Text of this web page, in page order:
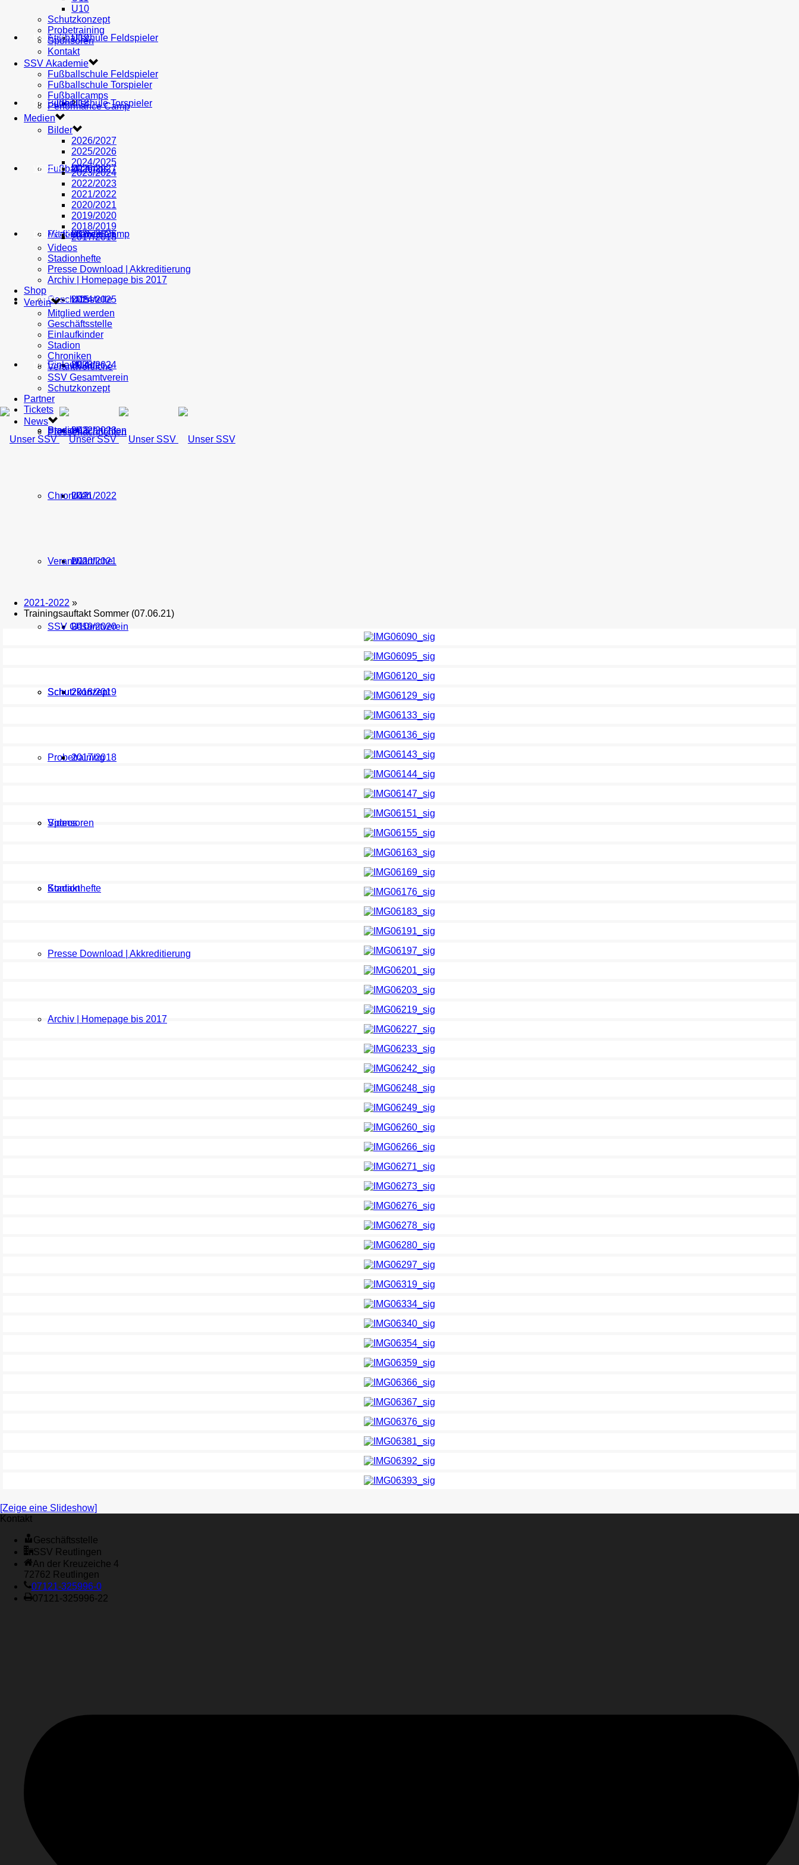
AH U19
U18
U17
U16
U15
U14
U13
U12
U11
U10
Schutzkonzept
Probetraining
Sponsoren
Kontakt
Fußballschule Feldspieler
Fußballschule Torspieler
Fußballcamps
Performance Camp
MEDIEN
Bilder
2026/2027
2025/2026
2024/2025
2023/2024
2022/2023
2021/2022
2020/2021
2019/2020
2018/2019
2017/2018
Videos
Stadionhefte
Presse Download | Akkreditierung
Archiv | Homepage bis 2017
SHOP
VEREIN
Mitglied werden
Geschäftsstelle
Einlaufkinder
Stadion
Chroniken
Verantwortliche
SSV Gesamtverein
Schutzkonzept
PARTNER
TICKETS
NEWS
Pressenachrichten
U10
Schutzkonzept
Probetraining
Sponsoren
Kontakt
SSV Akademie
Fußballschule Feldspieler
Fußballschule Torspieler
Fußballcamps
Performance Camp
Medien
Bilder
2026/2027
2025/2026
2024/2025
2023/2024
2022/2023
2021/2022
2020/2021
2019/2020
2018/2019
2017/2018
Videos
Stadionhefte
Presse Download | Akkreditierung
Archiv | Homepage bis 2017
Shop
Verein
Mitglied werden
Geschäftsstelle
Einlaufkinder
Stadion
Chroniken
Verantwortliche
SSV Gesamtverein
Schutzkonzept
Partner
Tickets
News
Pressenachrichten
2021-2022 »
Trainingsauftakt Sommer (07.06.21)
[Zeige eine Slideshow]
Kontakt
Geschäftsstelle
SSV Reutlingen
An der Kreuzeiche 4
72762 Reutlingen
07121-325996-0
07121-325996-22